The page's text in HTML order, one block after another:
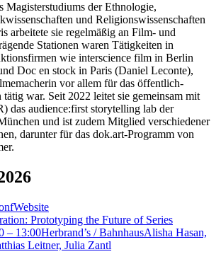
Magisterstudiums der Ethnologie,
und Religionswissenschaften
arbeitete sie regelmäßig an Film- und
Stationen waren Tätigkeiten in
wie interscience film in Berlin
Doc en stock in Paris (Daniel Leconte),
vor allem für das öffentlich-
tätig war. Seit 2022 leitet sie gemeinsam mit
das audience:first storytelling lab der
und ist zudem Mitglied verschiedener
darunter für das dok.art-Programm von
Prototyping the Future of Series
– 13:00Herbrand’s / BahnhausAlisha Hasan,
Leitner, Julia Zantl